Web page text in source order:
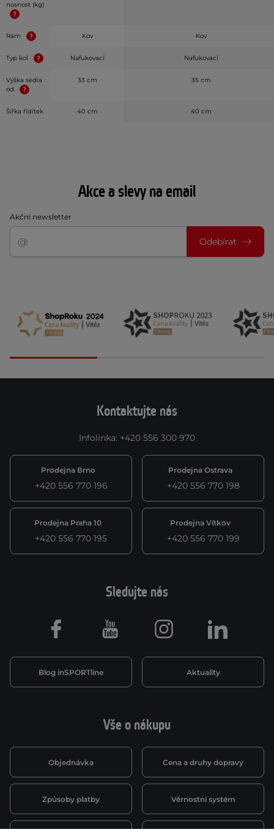
nosnost (kg)
Rám Kov Kov
Typ kol Nafukovací Nafukovací
Výška sedla
od
33 cm 35 cm
Šířka řídítek 40 cm 40 cm
Akce a slevy na email
Akční newsletter
Odebírat
Kontaktujte nás
Infolinka: +420 556 300 970
Prodejna Brno
+420 556 770 196
Prodejna Ostrava
+420 556 770 198
Prodejna Praha 10
+420 556 770 195
Prodejna Vítkov
+420 556 770 199
Vše o nákupu
Objednávka Cena a druhy dopravy
Způsoby platby Věrnostní systém
Sledujte nás
Blog inSPORTline Aktuality
Facebook Youtube Instagram LinkedIn